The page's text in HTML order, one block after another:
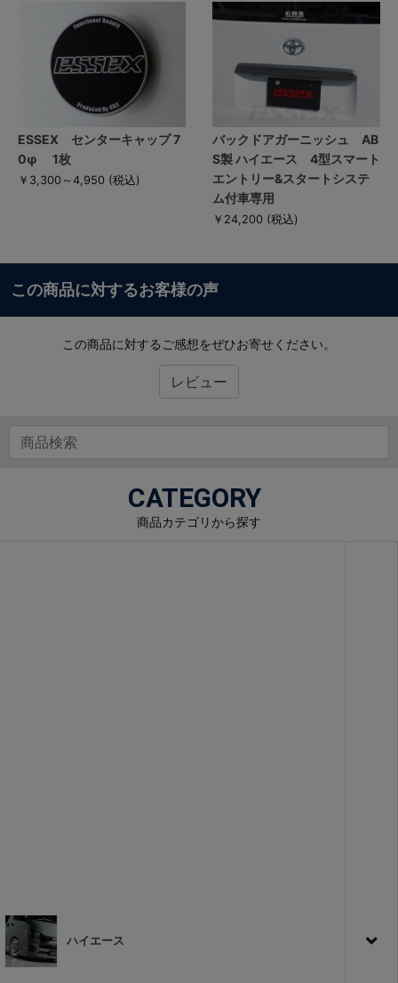
ESSEX センターキャップ 7
0φ 1枚
￥3,300～4,950 (税込)
バックドアガーニッシュ AB
S製 ハイエース 4型スマート
エントリー&スタートシステ
ム付車専用
￥24,200 (税込)
この商品に対するお客様の声
この商品に対するご感想をぜひお寄せください。
レビュー
CATEGORY
商品カテゴリから探す
ハイエース